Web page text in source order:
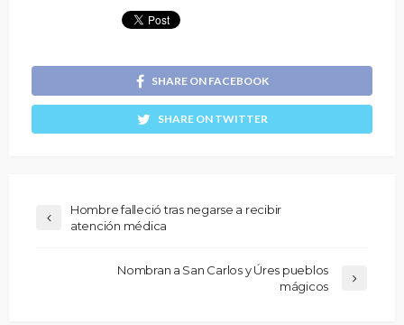
SHARE ON FACEBOOK
SHARE ON TWITTER
Hombre falleció tras negarse a recibir
atención médica
Nombran a San Carlos y Úres pueblos
mágicos